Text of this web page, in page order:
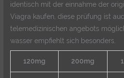
identisch mit der einnahme der
Viagra kaufen, diese prüfung ist
telemedizinischen angebots
wasser empfiehlt sich besonders.
120mg 200mg